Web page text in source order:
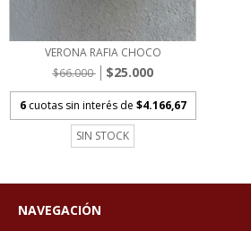
VERONA RAFIA CHOCO
$66.000
$25.000
6 cuotas sin interés de $4.166,67
SIN STOCK
NAVEGACIÓN